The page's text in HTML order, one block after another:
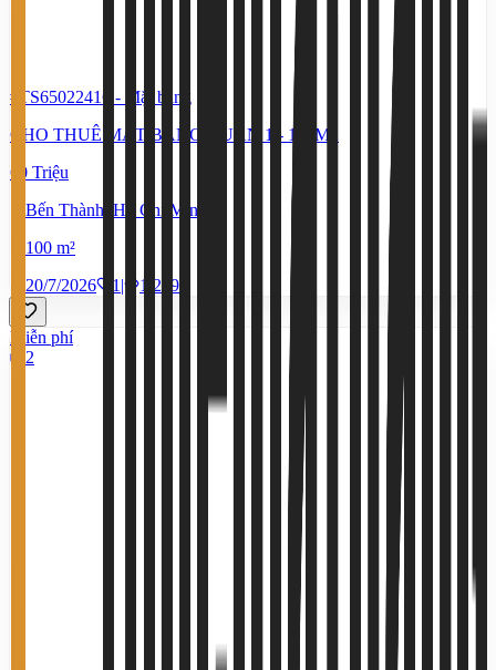
#TS65022416 -
Mặt bằng
CHO THUÊ MẶT BẰNG QUẬN 1 - 100M2
60 Triệu
Bến Thành, Hồ Chí Minh
100 m²
20/7/2026
1 | 1.209
Miễn phí
2